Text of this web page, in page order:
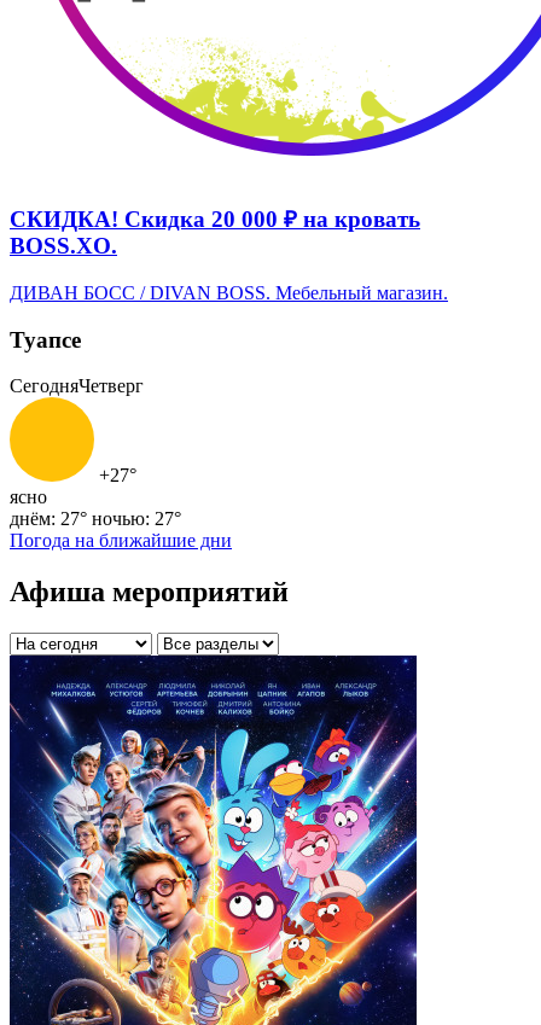
СКИДКА! Скидка 20 000 ₽ на кровать
BOSS.XO.
ДИВАН БОСС / DIVAN BOSS. Мебельный магазин.
Туапсе
СегодняЧетверг
+27°
ясно
днём: 27° ночью: 27°
Погода на ближайшие дни
Афиша мероприятий